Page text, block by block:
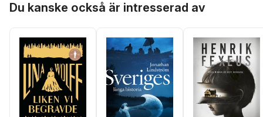
Du kanske också är intresserad av